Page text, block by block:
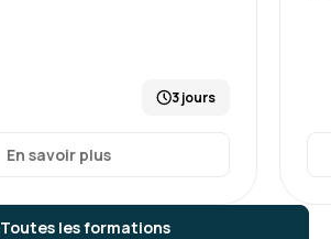
Toutes les formations
3 jours
En savoir plus